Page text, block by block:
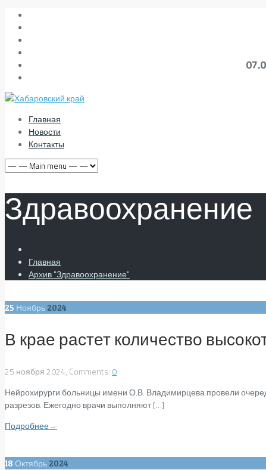
Главная
Новости
Контакты
Здравоохранение
Главная
Архив "Здравоохранение"
25 Ноябрь2024
В крае растет количество
25 ноября 2024, Comments: 0
Нейрохирурги больницы имени О.В. Владимирцева провели
разрезов. Ежегодно врачи выполняют […]
Подробнее→
18 Октябрь2024